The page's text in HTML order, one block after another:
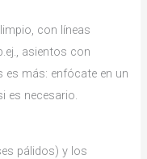
con líneas
asientos con
más: enfócate en un
es necesario.
pálidos) y los